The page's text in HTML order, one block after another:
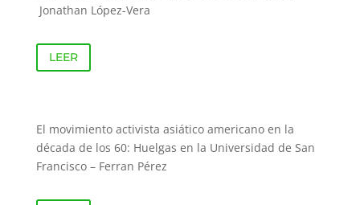
Jonathan López-Vera
LEER
El movimiento activista asiático americano en la
década de los 60: Huelgas en la Universidad de San
Francisco – Ferran Pérez